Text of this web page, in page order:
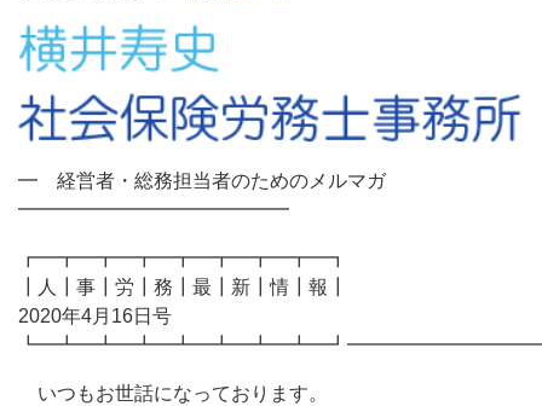
━ 経営者・総務担当者のためのメルマガ
━━━━━━━━━━━━━━
┏━┳━┳━┳━┳━┳━┳━┳━┓
┃人┃事┃労┃務┃最┃新┃情┃報┃
2020年4月16日号
いつもお世話になっております。